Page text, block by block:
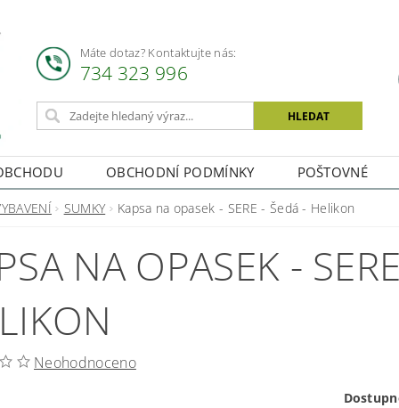
Máte dotaz? Kontaktujte nás:
734 323 996
OBCHODNÍ PODMÍNKY POŠTOVNÉ
SUMKY Kapsa na opasek - SERE - Šedá - Helikon
NA OPASEK -
Neohodnoceno